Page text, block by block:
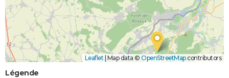
Leaflet Map data © OpenStreetMapcontributors
Légende